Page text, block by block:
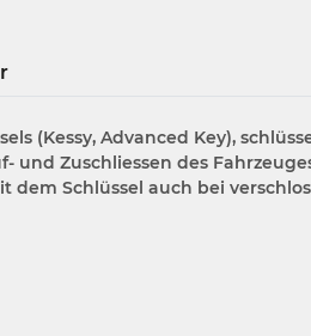
(Kessy, Advanced Key),
und Zuschliessen des
Schlüssel auch bei